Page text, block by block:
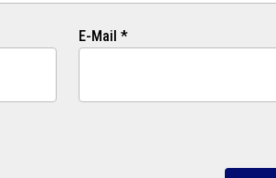
E-Mail *